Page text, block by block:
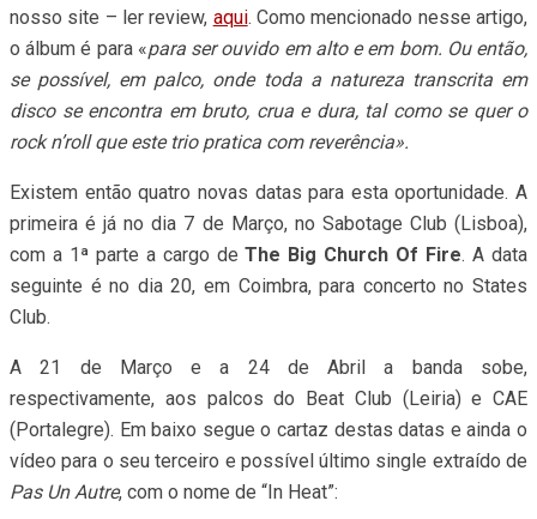
nosso site – ler review, aqui. Como mencionado nesse artigo,
o álbum é para «para ser ouvido em alto e em bom. Ou então,
se possível, em palco, onde toda a natureza transcrita em
disco se encontra em bruto, crua e dura, tal como se quer o
rock n’roll que este trio pratica com reverência».
Existem então quatro novas datas para esta oportunidade. A
primeira é já no dia 7 de Março, no Sabotage Club (Lisboa),
com a 1ª parte a cargo deThe Big Church Of Fire. A data
seguinte é no dia 20, em Coimbra, para concerto no States
Club.
A 21 de Março e a 24 de Abril a banda sobe,
respectivamente, aos palcos do Beat Club (Leiria) e CAE
(Portalegre). Em baixo segue o cartaz destas datas e ainda o
vídeo para o seu terceiro e possível último single extraído de
Pas Un Autre, com o nome de “In Heat”: